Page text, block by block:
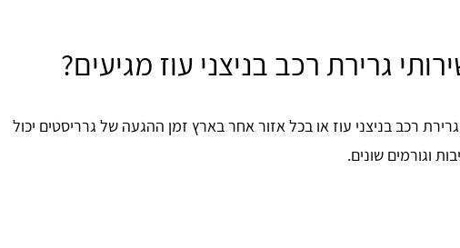
גרירת רכב בניצני עוז מגיעים?
רכב בניצני עוז או בכל אזור אחר בארץ זמן ההגעה של גרריסטים יכול
וגורמים שונים.